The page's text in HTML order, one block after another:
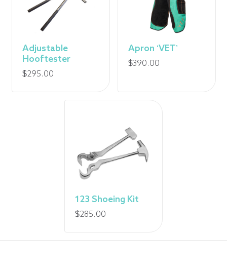
Adjustable
Hooftester
$295.00
Apron ‘VET’
$390.00
123 Shoeing Kit
$285.00